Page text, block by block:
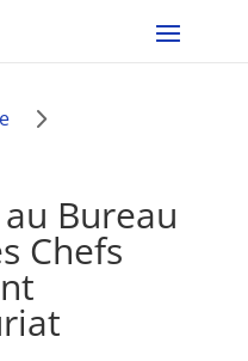
5
Bureau
Chefs